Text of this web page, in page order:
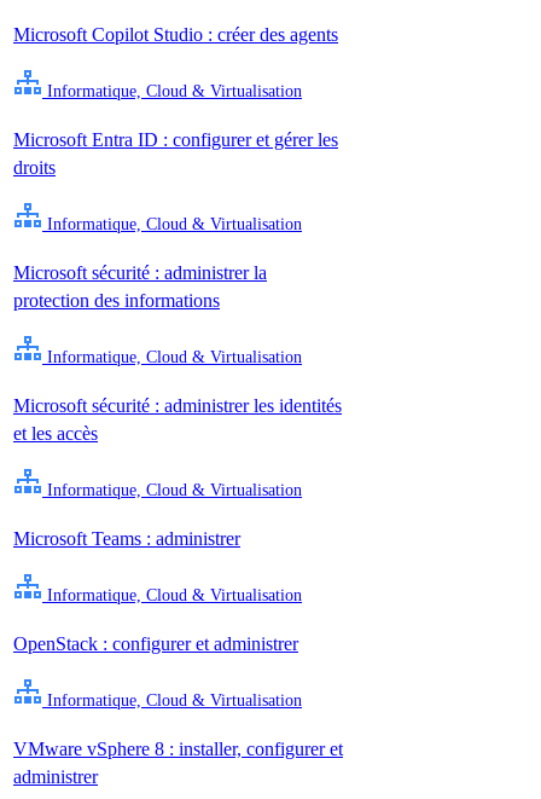
Microsoft Copilot Studio : créer des agents
Informatique, Cloud & Virtualisation
Microsoft Entra ID : configurer et gérer les
droits
Informatique, Cloud & Virtualisation
Microsoft sécurité : administrer la
protection des informations
Informatique, Cloud & Virtualisation
Microsoft sécurité : administrer les identités
et les accès
Informatique, Cloud & Virtualisation
Microsoft Teams : administrer
Informatique, Cloud & Virtualisation
OpenStack : configurer et administrer
Informatique, Cloud & Virtualisation
VMware vSphere 8 : installer, configurer et
administrer